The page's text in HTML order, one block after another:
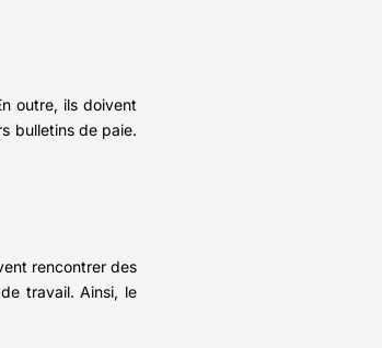
outre, ils doivent
bulletins de paie.
rencontrer des
travail. Ainsi, le